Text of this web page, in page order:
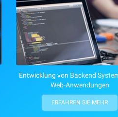
Entwicklung von Backend
Web-Anwendungen
ERFAHREN SIE MEHR